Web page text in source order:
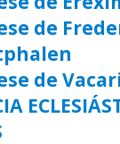
de
de